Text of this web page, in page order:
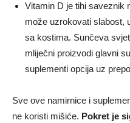
Vitamin D je tihi saveznik
može uzrokovati slabost,
sa kostima. Sunčeva
mliječni proizvodi glavni
suplementi opcija uz
Sve ove namirnice i
ne koristi mišiće. Pokret je